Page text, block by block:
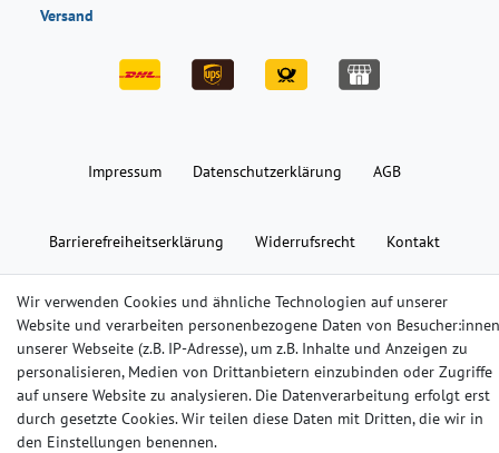
Versand
Impressum Daten­schutz­erklärung AGB
Barrierefreiheitserklärung Widerrufs­recht Kontakt
Wir verwenden Cookies und ähnliche Technologien auf unserer
Website und verarbeiten personenbezogene Daten von Besucher:innen
unserer Webseite (z.B. IP-Adresse), um z.B. Inhalte und Anzeigen zu
personalisieren, Medien von Drittanbietern einzubinden oder Zugriffe
auf unsere Website zu analysieren. Die Datenverarbeitung erfolgt erst
durch gesetzte Cookies. Wir teilen diese Daten mit Dritten, die wir in
den Einstellungen benennen.
© Copyright 2024-2025 | Alle Rechte vorbehalten.
Widerrufs­recht Widerrufs­formular Impressum
Daten­schutz­erklärung